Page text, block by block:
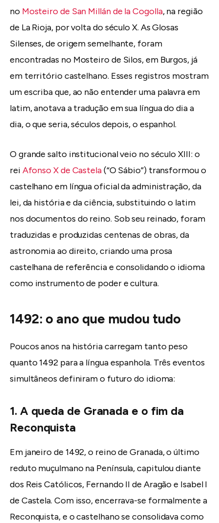
no Mosteiro de San Millán de la Cogolla, na região
de La Rioja, por volta do século X. As Glosas
Silenses, de origem semelhante, foram
encontradas no Mosteiro de Silos, em Burgos, já
em território castelhano. Esses registros mostram
um escriba que, ao não entender uma palavra em
latim, anotava a tradução em sua língua do dia a
dia, o que seria, séculos depois, o espanhol.
O grande salto institucional veio no século XIII: o
rei Afonso X de Castela(“O Sábio”) transformou o
castelhano em língua oficial da administração, da
lei, da história e da ciência, substituindo o latim
nos documentos do reino. Sob seu reinado, foram
traduzidas e produzidas centenas de obras, da
astronomia ao direito, criando uma prosa
castelhana de referência e consolidando o idioma
como instrumento de poder e cultura.
1492: o ano que mudou tudo
Poucos anos na história carregam tanto peso
quanto 1492 para a língua espanhola. Três eventos
simultâneos definiram o futuro do idioma:
1. A queda de Granada e o fim da
Reconquista
Em janeiro de 1492, o reino de Granada, o último
reduto muçulmano na Península, capitulou diante
dos Reis Católicos, Fernando II de Aragão e Isabel I
de Castela. Com isso, encerrava-se formalmente a
Reconquista, e o castelhano se consolidava como